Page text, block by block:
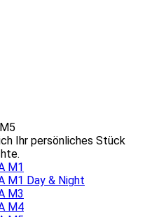
Ihr persönliches Stück
M1
M1 Day & Night
M3
M4